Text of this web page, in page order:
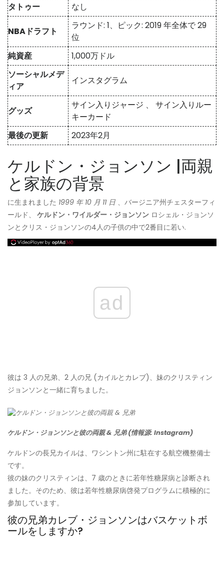
タトゥー なし
NBAドラフト
ラウンド: 1、ピック: 2019 年全体で 29
位
純資産
1,000万ドル
ソーシャルメデ
ィア
インスタグラム
グッズ
サイン入りジャージ 、
サイン入りルー
キーカード
最後の更新
2023年2月
ケルドン・ジョンソン |両親
と家族の背景
に生まれました 1999 年 10 月 11 日 、バージニア州チェスターフィ
ールド、
ケルドン・ワイルダー・ジョンソン ロシェル・ジョンソ
ンとクリス・ジョンソンの4人の子供の中で2番目に若い.
ad
彼は 3 人の兄弟、2 人の兄 (カイルとカレブ)、妹のクリスティン
ジョンソンと一緒に育ちました。
ケルドン・ジョンソンと彼の両親 & 兄弟 (情報源: Instagram)
ケルドンの長兄カイルは、ワシントン州に駐在する航空機整備士
です。
彼の妹のクリスティンは、7 歳のときに若年性糖尿病と診断され
ました。そのため、彼は若年性糖尿病啓発プログラムに積極的に
参加しています。
彼の兄弟カレブ・ジョンソンはバスケットボ
ールをしますか?